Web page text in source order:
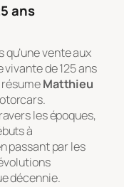
ans
qu’une vente aux
de 125 ans
Matthieu
les époques,
à
passant par les
décennie.